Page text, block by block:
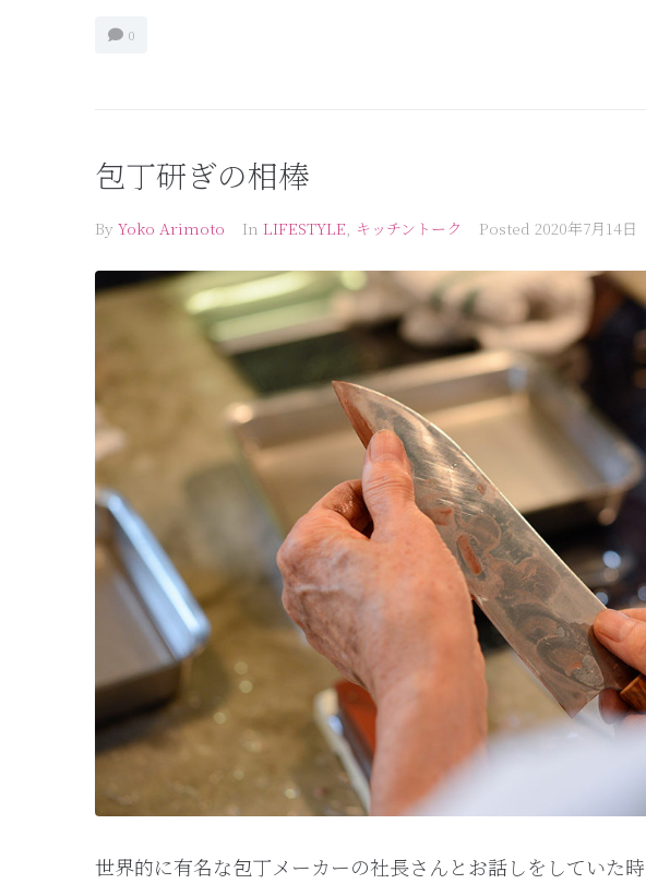
0
包丁研ぎの相棒
By Yoko Arimoto In LIFESTYLE キッチントーク Posted 2020年7月14日
世界的に有名な包丁メーカーの社長さんとお話しをしていた